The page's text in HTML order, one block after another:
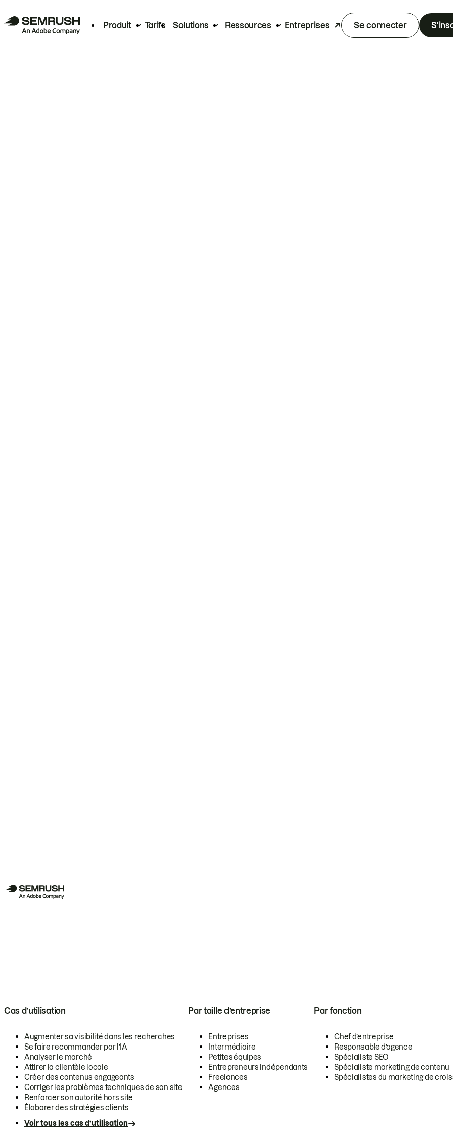
Produit Tarifs Solutions Ressources Entreprises Se connecter
Cas d’utilisation
Augmenter sa visibilité dans les recherches
Se faire recommander par l’IA
Analyser le marché
Attirer la clientèle locale
Créer des contenus engageants
Corriger les problèmes techniques de son site
Renforcer son autorité hors site
Élaborer des stratégies clients
Voir tous les cas d’utilisation
Par taille d’entreprise
Entreprises
Intermédiaire
Petites équipes
Entrepreneurs indépendants
Freelances
Agences
Par fonction
Chef d’entreprise
Responsable d’agence
Spécialiste SEO
Spécialiste marketing de contenu
Spécialistes du marketing de